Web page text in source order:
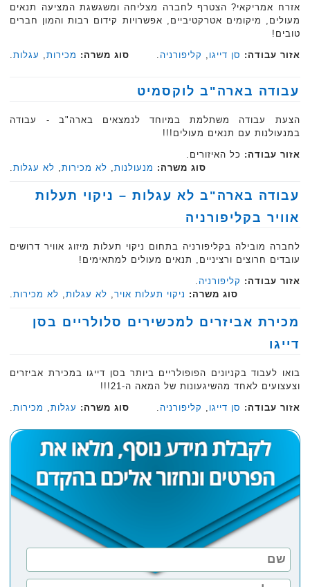
אזרח אמריקאי? הצטרף לחברה מצליחה ומשגשגת המציעה תנאים
מעולים, מיקומים אטרקטיביים, אפשרויות קידום רבות והמון חברים
טובים!
אזור עבודה: סן דייגו קליפורניה סוג משרה: מכירות, עגלות.
עבודה בארה"ב לוקסמיט
הצעת עבודה משתלמת במיוחד לנמצאים בארה"ב - עבודה
במנעולנות עם תנאים מעולים!!!
אזור עבודה: כל האיזורים.
סוג משרה: מנעולנות, לא מכירות, לא עגלות.
עבודה בארה"ב לא עגלות – ניקוי תעלות
אוויר בקליפורניה
לחברה מובילה בקליפורניה בתחום ניקוי תעלות מיזוג אוויר דרושים
עובדים חרוצים ורציניים, תנאים מעולים למתאימים!
אזור עבודה: קליפורניה
סוג משרה: ניקוי תעלות אויר, לא עגלות, לא מכירות.
מכירת אביזרים למכשירים סלולריים בסן
דייגו
בואו לעבוד בקניונים הפופולריים ביותר בסן דייגו במכירת אביזרים
וצעצועים לאחד מהשיגעונות של המאה ה-21!!!
אזור עבודה: סן דייגו קליפורניה סוג משרה: עגלות, מכירות.